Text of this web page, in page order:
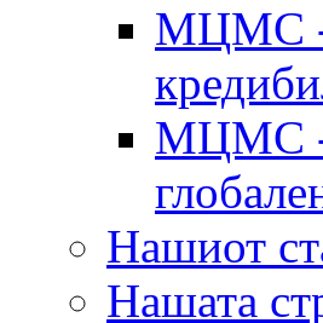
МЦМС -
МЦМС -
Нашиот
Нашата